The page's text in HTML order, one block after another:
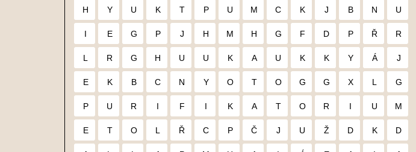
H Y U K T P U M C K J B N U
I E G P J H M H G F D P Ř R
L R G H U U K A U K K Y Á J
E K B C N Y O T O G G X L G
P U R I F I K A T O R I U M
E T O L Ř C P Č J U Ž D K D